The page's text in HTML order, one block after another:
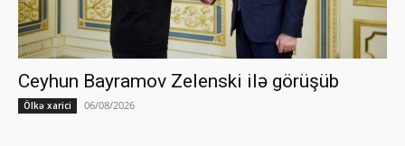
Ceyhun Bayramov Zelenski ilə görüşüb
Ölkə xarici 06/08/2026